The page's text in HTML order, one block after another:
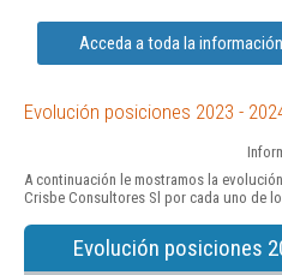
Acceda a toda la
Evolución posiciones 2023 -
A continuación le mostramos la
Crisbe Consultores Sl por cada uno de
Evolución posiciones